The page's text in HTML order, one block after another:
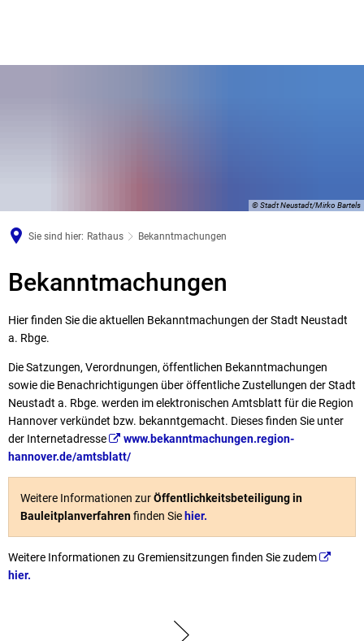
© Stadt Neustadt/Mirko Bartels
Sie sind hier: Rathaus Bekanntmachungen
Bekanntmachungen
Bekanntmachungen
Hier finden Sie die aktuellen Bekanntmachungen der Stadt Neustadt
a. Rbge.
Die Satzungen, Verordnungen, öffentlichen Bekanntmachungen
sowie die Benachrichtigungen über öffentliche Zustellungen der Stadt
Neustadt a. Rbge. werden im elektronischen Amtsblatt für die Region
Hannover verkündet bzw. bekanntgemacht. Dieses finden Sie unter
der Internetadresse
www.bekanntmachungen.region-
hannover.de/amtsblatt/
Weitere Informationen zurÖffentlichkeitsbeteiligung in
Bauleitplanverfahrenfinden Sie hier.
Weitere Informationen zu Gremiensitzungen finden Sie zudem
hier.